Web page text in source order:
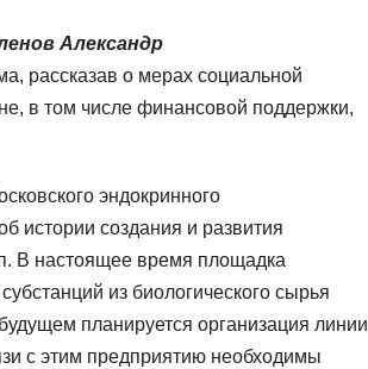
Александр
рассказав о мерах социальной
в том числе финансовой поддержки,
эндокринного
истории создания и развития
В настоящее время площадка
из биологического сырья
планируется организация линии
с этим предприятию необходимы